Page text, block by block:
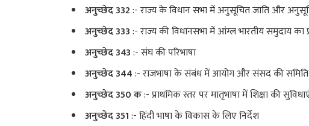
अनुच्छेद 332:- राज्य के विधान सभा में अनुसूचित जाति और
अनुच्छेद 333:- राज्य की विधानसभा में आंग्ल भारतीय समुदाय का
अनुच्छेद 343:- संघ की परिभाषा
अनुच्छेद 344:- राजभाषा के संबंध में आयोग और संसद की समिति
अनुच्छेद 350 क:- प्राथमिक स्तर पर मातृभाषा में शिक्षा की
अनुच्छेद 351:- हिंदी भाषा के विकास के लिए निर्देश